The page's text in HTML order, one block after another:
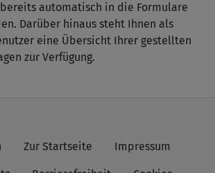
automatisch in die Formulare
Darüber hinaus steht Ihnen als
eine Übersicht Ihrer gestellten
zur Verfügung.
Zur Startseite Impressum